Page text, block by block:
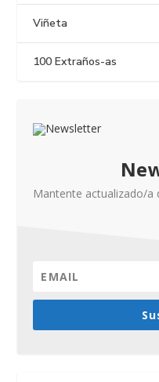
Viñeta
100 Extraños-as
Mantente actualizado/a